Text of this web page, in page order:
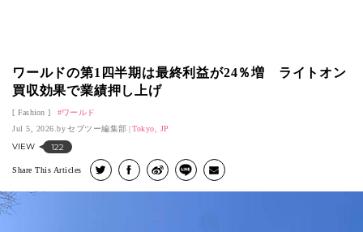
ワールドの第1四半期は最終利益が24％増 ライトオン
買収効果で業績押し上げ
Fashion
ワールド
Jul 5, 2026.
セブツー編集部 Tokyo, JP
VIEW 122
Share This Articles